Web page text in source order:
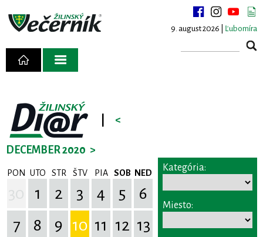
9. august 2026 | Ľubomíra
<
DECEMBER 2020 >
PON UTO STR ŠTV PIA SOB NED
1 2 3 4 5
6
7
8 9 10 11 12 13
Kategória:
Miesto: